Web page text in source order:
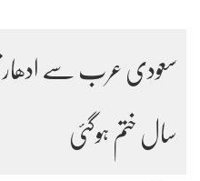
سعودی عرب سے ادھار
سال ختم ہوگئی